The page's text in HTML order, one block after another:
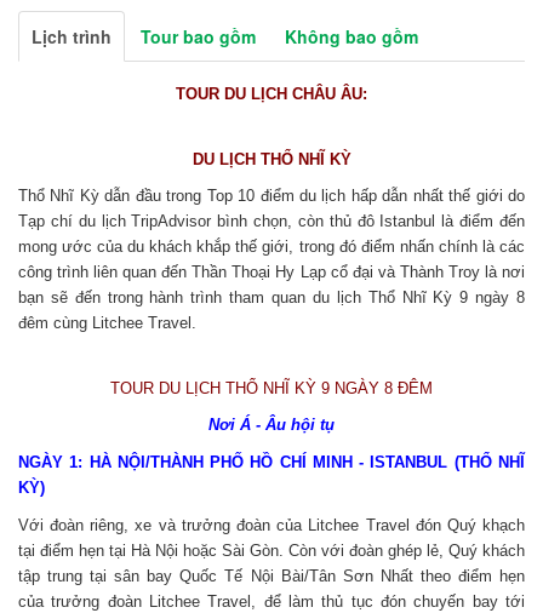
Lịch trình Tour bao gồm Không bao gồm
TOUR DU LỊCH CHÂU ÂU:
DU LỊCH THỔ NHĨ KỲ
Thổ Nhĩ Kỳ dẫn đầu trong Top 10 điểm du lịch hấp dẫn nhất thế giới do
Tạp chí du lịch TripAdvisor bình chọn, còn thủ đô Istanbul là điểm đến
mong ước của du khách khắp thế giới, trong đó điểm nhấn chính là các
công trình liên quan đến Thần Thoại Hy Lạp cổ đại và Thành Troy là nơi
bạn sẽ đến trong hành trình tham quan du lịch Thổ Nhĩ Kỳ 9 ngày 8
đêm cùng Litchee Travel.
TOUR DU LỊCH THỔ NHĨ KỲ 9 NGÀY 8 ĐÊM
Nơi Á - Âu hội tụ
NGÀY 1: HÀ NỘI/THÀNH PHỐ HỒ CHÍ MINH - ISTANBUL (THỔ NHĨ
KỲ)
Với đoàn riêng, xe và trưởng đoàn của Litchee Travel đón Quý khạch
tại điểm hẹn tại Hà Nội hoặc Sài Gòn. Còn với đoàn ghép lẻ, Quý khách
tập trung tại sân bay Quốc Tế Nội Bài/Tân Sơn Nhất theo điểm hẹn
của trưởng đoàn Litchee Travel, để làm thủ tục đón chuyến bay tới